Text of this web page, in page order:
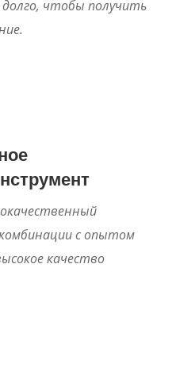
чтобы получить
с опытом
качество